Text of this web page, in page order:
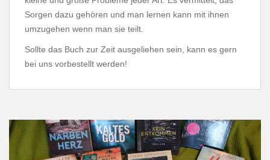
Sorgen dazu gehören und man lernen kann mit ihnen
umzugehen wenn man sie teilt.
Sollte das Buch zur Zeit ausgeliehen sein, kann es gern
bei uns vorbestellt werden!